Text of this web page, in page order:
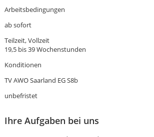
Arbeitsbedingungen
ab sofort
Teilzeit, Vollzeit
19,5 bis 39 Wochenstunden
Konditionen
TV AWO Saarland EG S8b
unbefristet
Ihre Aufgaben bei uns